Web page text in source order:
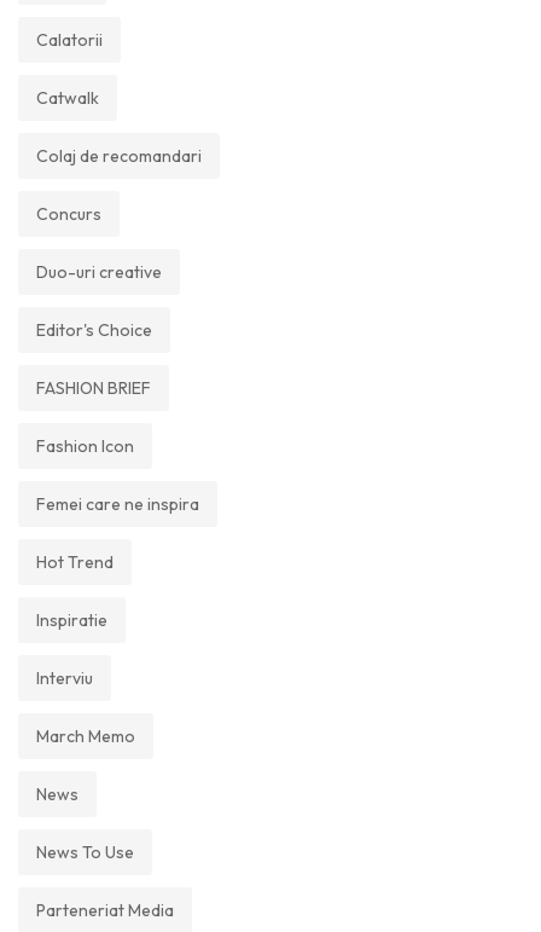
Calatorii
Catwalk
Colaj de recomandari
Concurs
Duo-uri creative
Editor's Choice
FASHION BRIEF
Fashion Icon
Femei care ne inspira
Hot Trend
Inspiratie
Interviu
March Memo
News
News To Use
Parteneriat Media